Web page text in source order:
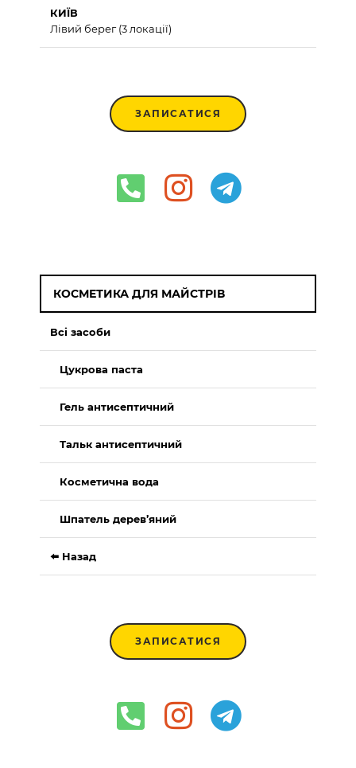
КИЇВ
Лівий берег (3 локації)
ЗАПИСАТИСЯ
КОСМЕТИКА ДЛЯ МАЙСТРІВ
Всі засоби
Цукрова паста
Гель антисептичний
Тальк антисептичний
Косметична вода
Шпатель дерев’яний
⬅️ Назад
ЗАПИСАТИСЯ